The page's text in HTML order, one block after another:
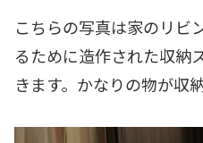
こちらの写真は家のリビ
るために造作された収納
きます。かなりの物が収